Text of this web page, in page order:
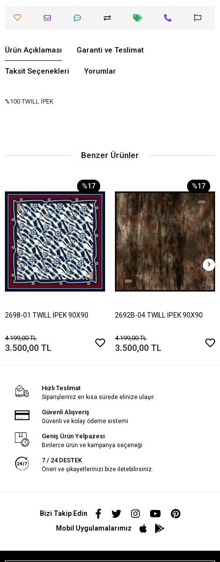
Ürün Açıklaması Garanti ve Teslimat
Taksit Seçenekleri Yorumlar
%100 TWILL İPEK
Benzer Ürünler
%17
2698-01 TWILL İPEK 90X90
4.199,00 TL
3.500,00 TL
%17
2692B-04 TWILL İPEK 90X90
4.199,00 TL
3.500,00 TL
Hızlı Teslimat
Siparişleriniz en kısa sürede elinize ulaşır.
Güvenli Alışveriş
Güvenli ve kolay ödeme sistemi
Geniş Ürün Yelpazesi
Binlerce ürün ve kampanya seçeneği
7 / 24 DESTEK
Öneri ve şikayetlerinizi bize iletebilirsiniz.
Bizi Takip Edin
Mobil Uygulamalarımız